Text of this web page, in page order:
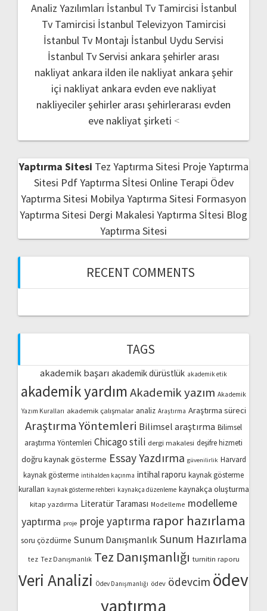
Analiz Yazılımları İstanbul Tv Tamircisi İstanbul
Tv Tamircisi İstanbul Televizyon Tamircisi
İstanbul Tv Montajı İstanbul Uydu Servisi
İstanbul Tv Servisi ankara şehirler arası
nakliyat ankara ilden ile nakliyat ankara şehir
içi nakliyat ankara evden eve nakliyat
nakliyeciler şehirler arası şehirlerarası evden
eve nakliyat şirketi <
Yaptırma Sitesi Tez Yaptırma Sitesi Proje Yaptırma
Sitesi Pdf Yaptırma Sİtesi Online Terapi Ödev
Yaptırma Sitesi Mobilya Yaptırma Sitesi Formasyon
Yaptırma Sitesi Dergi Makalesi Yaptırma Sİtesi Blog
Yaptırma Sitesi
RECENT COMMENTS
TAGS
akademik başarı akademik dürüstlük akademik etik
akademik yardımAkademik yazım Akademik
Yazım Kuralları akademik çalışmalar analiz Araştırma Araştırma süreci
Araştırma Yöntemleri Bilimsel araştırma Bilimsel
araştırma Yöntemleri Chicago stili dergi makalesi deşifre hizmeti
doğru kaynak gösterme Essay Yazdırma güvenilirlik Harvard
kaynak gösterme intihalden kaçınma intihal raporu kaynak gösterme
kuralları kaynak gösterme rehberi kaynakça düzenleme kaynakça oluşturma
kitap yazdırma Literatür Taraması Modelleme modelleme
yaptırma proje proje yaptırma rapor hazırlama
soru çözdürme Sunum Danışmanlık Sunum Hazırlama
tez Tez Danışmanlık Tez Danışmanlığı turnitin raporu
Veri Analizi Ödev Danışmanlığı ödev ödevcim ödev
yaptırma